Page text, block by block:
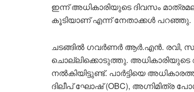
ഇന്ന് അധികാരിയുടെ ദിവസം
കൂടിയാണ് എന്ന് നേതാക്കൾ പറഞ്ഞു.
ചടങ്ങിൽ ഗവർണർ ആർ.എൻ. രവി,
ചൊല്ലിക്കൊടുത്തു. അധികാരിയുടെ
നൽകിയിട്ടുണ്ട്. പാർട്ടിയെ
ദിലീപ് ഘോഷ് (OBC), അഗ്നിമിത്ര